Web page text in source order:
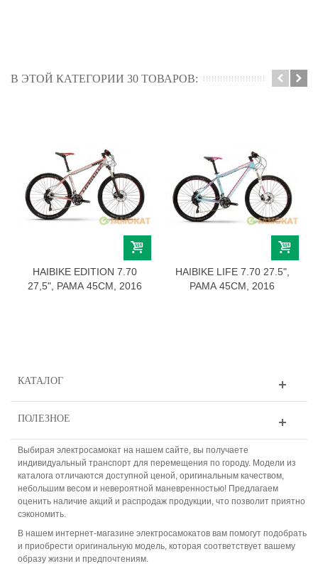
В ЭТОЙ КАТЕГОРИИ 30 ТОВАРОВ:
HAIBIKE EDITION 7.70
27,5", РАМА 45СМ, 2016
HAIBIKE LIFE 7.70 27.5",
РАМА 45СМ, 2016
КАТАЛОГ
ПОЛЕЗНОЕ
Выбирая электросамокат на нашем сайте, вы получаете
индивидуальный транспорт для перемещения по городу. Модели из
каталога отличаются доступной ценой, оригинальным качеством,
небольшим весом и невероятной маневренностью! Предлагаем
оценить наличие акций и распродаж продукции, что позволит приятно
сэкономить.
В нашем интернет-магазине электросамокатов вам помогут подобрать
и приобрести оригинальную модель, которая соответствует вашему
образу жизни и предпочтениям.